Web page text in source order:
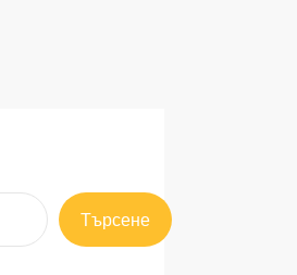
Търсене